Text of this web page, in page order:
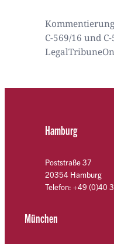
C-569/16 und
Hamburg
Poststraße 37
20354 Hamburg
Telefon: +49 (0)40
München